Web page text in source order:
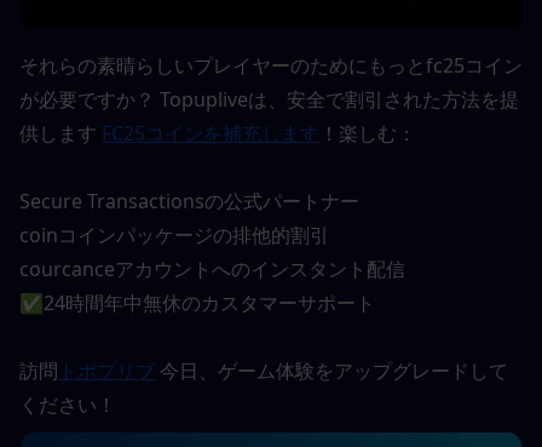
それらの素晴らしいプレイヤーのためにもっとfc25コイン
が必要ですか？ Topupliveは、安全で割引された方法を提
供します FC25コインを補充します ！楽しむ：
Secure Transactionsの公式パートナー
coinコインパッケージの排他的割引
courcanceアカウントへのインスタント配信
✅24時間年中無休のカスタマーサポート
訪問 トポプリブ 今日、ゲーム体験をアップグレードして
ください！